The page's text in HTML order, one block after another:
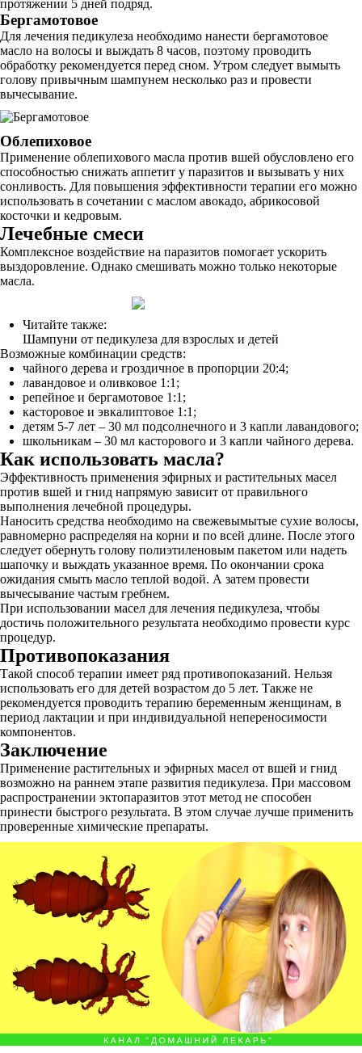
протяжении 5 дней подряд.
Бергамотовое
Для лечения педикулеза необходимо нанести бергамотовое
масло на волосы и выждать 8 часов, поэтому проводить
обработку рекомендуется перед сном. Утром следует вымыть
голову привычным шампунем несколько раз и провести
вычесывание.
Облепиховое
Применение облепихового масла против вшей обусловлено его
способностью снижать аппетит у паразитов и вызывать у них
сонливость. Для повышения эффективности терапии его можно
использовать в сочетании с маслом авокадо, абрикосовой
косточки и кедровым.
Лечебные смеси
Комплексное воздействие на паразитов помогает ускорить
выздоровление. Однако смешивать можно только некоторые
масла.
Читайте также:
Шампуни от педикулеза для взрослых и детей
Возможные комбинации средств:
чайного дерева и гроздичное в пропорции 20:4;
лавандовое и оливковое 1:1;
репейное и бергамотовое 1:1;
касторовое и эвкалиптовое 1:1;
детям 5-7 лет – 30 мл подсолнечного и 3 капли лавандового;
школьникам – 30 мл касторового и 3 капли чайного дерева.
Как использовать масла?
Эффективность применения эфирных и растительных масел
против вшей и гнид напрямую зависит от правильного
выполнения лечебной процедуры.
Наносить средства необходимо на свежевымытые сухие волосы,
равномерно распределяя на корни и по всей длине. После этого
следует обернуть голову полиэтиленовым пакетом или надеть
шапочку и выждать указанное время. По окончании срока
ожидания смыть масло теплой водой. А затем провести
вычесывание частым гребнем.
При использовании масел для лечения педикулеза, чтобы
достичь положительного результата необходимо провести курс
процедур.
Противопоказания
Такой способ терапии имеет ряд противопоказаний. Нельзя
использовать его для детей возрастом до 5 лет. Также не
рекомендуется проводить терапию беременным женщинам, в
период лактации и при индивидуальной непереносимости
компонентов.
Заключение
Применение растительных и эфирных масел от вшей и гнид
возможно на раннем этапе развития педикулеза. При массовом
распространении эктопаразитов этот метод не способен
принести быстрого результата. В этом случае лучше применить
проверенные химические препараты.